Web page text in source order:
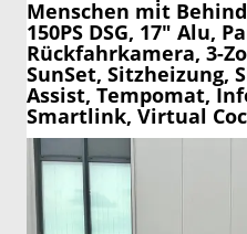
Menschen mit
150PS DSG, 17" Alu,
Rückfahrkamera, 3-
SunSet, Sitzheizung,
Assist, Tempomat,
Smartlink, Virtual